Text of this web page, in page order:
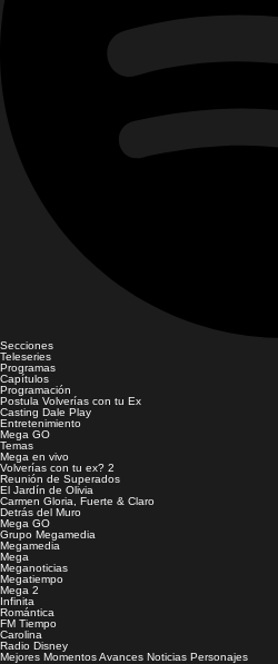
Secciones
Teleseries
Programas
Capítulos
Programación
Postula Volverías con tu Ex
Casting Dale Play
Entretenimiento
Mega GO
Temas
Mega en vivo
Volverías con tu ex? 2
Reunión de Superados
El Jardín de Olivia
Carmen Gloria, Fuerte & Claro
Detrás del Muro
Mega GO
Grupo Megamedia
Megamedia
Mega
Meganoticias
Megatiempo
Mega 2
Infinita
Romántica
FM Tiempo
Carolina
Radio Disney
Mejores MomentosAvances Noticias Personajes